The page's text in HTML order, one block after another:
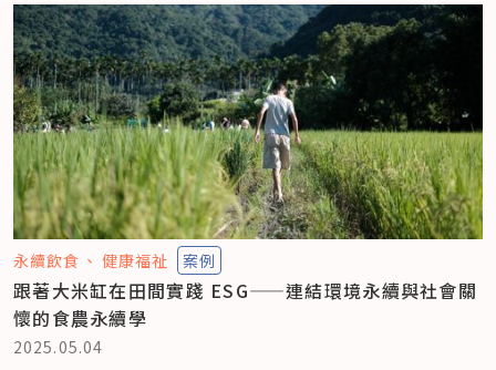
永續飲食 健康福祉 案例
跟著大米缸在田間實踐 ESG——連結環境永續與社會關
懷的食農永續學
2025.05.04